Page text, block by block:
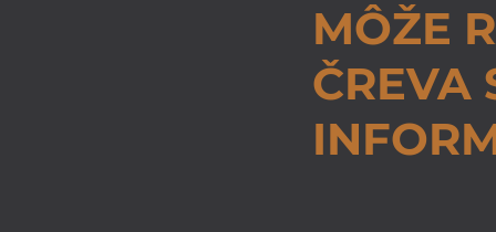
MÔŽE
ČREVA